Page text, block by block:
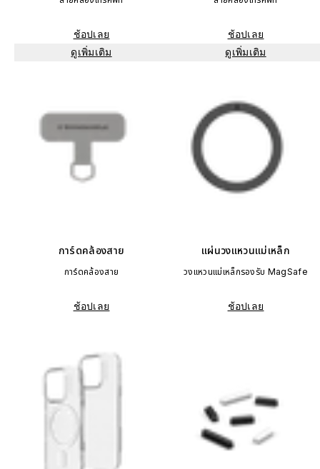
ช้อปเลย
ดูเพิ่มเติม
ช้อปเลย
ดูเพิ่มเติม
การ์ดคล้องสาย
การ์ดคล้องสาย
ช้อปเลย
แผ่นวงแหวนแม่เหล็ก
วงแหวนแม่เหล็กรองรับ MagSafe
ช้อปเลย